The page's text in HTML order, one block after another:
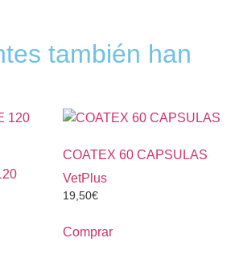
también han
COATEX 60 CAPSULAS
VetPlus
19,50€
Comprar